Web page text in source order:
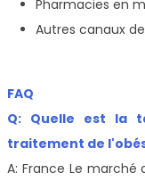
Pharmacies en
Autres canaux
FAQ
Q: Quelle est la
traitement de
A: France Le